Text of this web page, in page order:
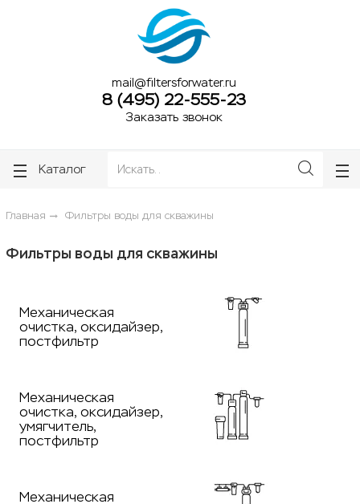
mail@filtersforwater.ru
8 (495) 22-555-23
Заказать звонок
Каталог
Главная Фильтры воды для скважины
Фильтры воды для скважины
Механическая
очистка, оксидайзер,
постфильтр
Механическая
очистка, оксидайзер,
умягчитель,
постфильтр
Механическая